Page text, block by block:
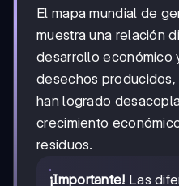
El mapa mundial de
muestra una relación
desarrollo económico
desechos producidos,
han logrado
crecimiento
residuos.
¡Importante! Las